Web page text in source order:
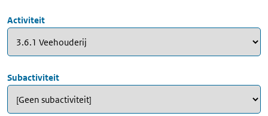
Activiteit
Subactiviteit